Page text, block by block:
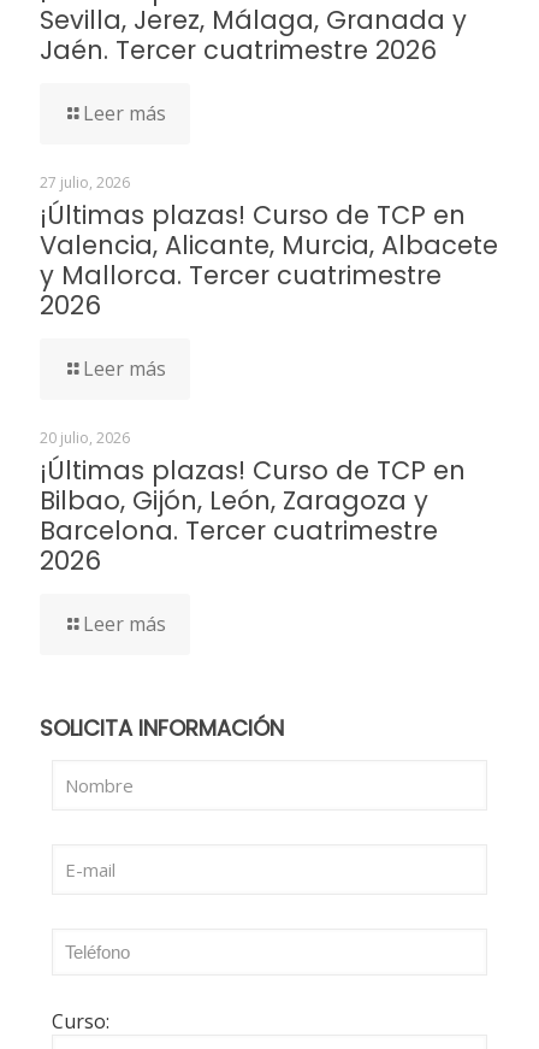
Sevilla, Jerez, Málaga, Granada y
Jaén. Tercer cuatrimestre 2026
Leer más
27 julio, 2026
¡Últimas plazas! Curso de TCP en
Valencia, Alicante, Murcia, Albacete
y Mallorca. Tercer cuatrimestre
2026
Leer más
20 julio, 2026
¡Últimas plazas! Curso de TCP en
Bilbao, Gijón, León, Zaragoza y
Barcelona. Tercer cuatrimestre
2026
Leer más
SOLICITA INFORMACIÓN
Curso: